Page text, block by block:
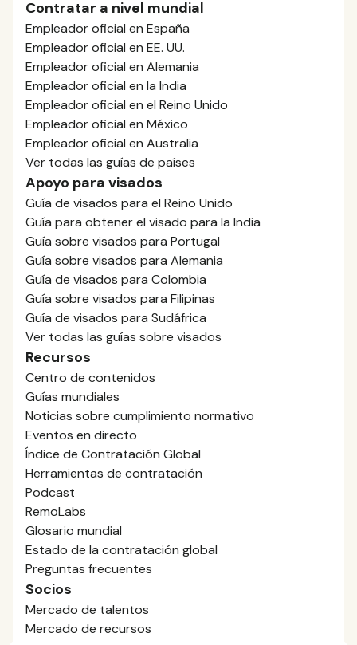
Contratar a nivel mundial
Empleador oficial en España
Empleador oficial en EE. UU.
Empleador oficial en Alemania
Empleador oficial en la India
Empleador oficial en el Reino Unido
Empleador oficial en México
Empleador oficial en Australia
Ver todas las guías de países
Apoyo para visados
Guía de visados para el Reino Unido
Guía para obtener el visado para la India
Guía sobre visados para Portugal
Guía sobre visados para Alemania
Guía de visados para Colombia
Guía sobre visados para Filipinas
Guía de visados para Sudáfrica
Ver todas las guías sobre visados
Recursos
Centro de contenidos
Guías mundiales
Noticias sobre cumplimiento normativo
Eventos en directo
Índice de Contratación Global
Herramientas de contratación
Podcast
RemoLabs
Glosario mundial
Estado de la contratación global
Preguntas frecuentes
Socios
Mercado de talentos
Mercado de recursos